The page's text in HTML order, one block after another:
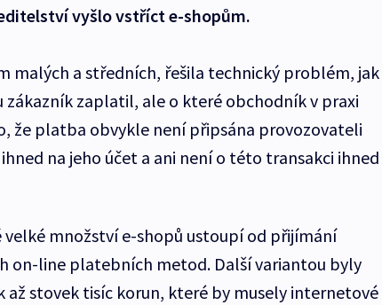
vyšlo vstříct e-shopům.
malých a středních, řešila technický problém, jak
zaplatil, ale o které obchodník v praxi
že platba obvykle není připsána provozovateli
na jeho účet a ani není o této transakci ihned
množství e-shopů ustoupí od přijímání
on-line platebních metod. Další variantou byly
až stovek tisíc korun, které by musely internetové